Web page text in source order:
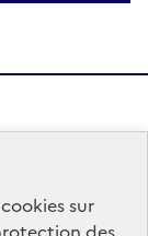
cookiessur